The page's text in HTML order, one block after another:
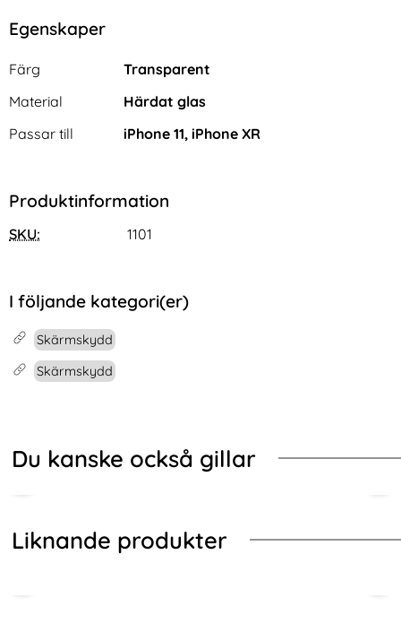
Egenskaper
Egenskaper/attribut för denna produkt
Attribut
Färg
Transparent
Material
Härdat glas
Passar till
iPhone 11, iPhone XR
Produktinformation
SKU: 1101
I följande kategori(er)
Skärmskydd
Skärmskydd
Du kanske också gillar
Liknande produkter